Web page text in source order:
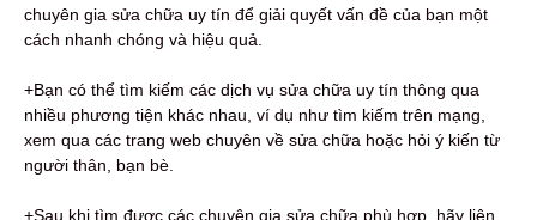
chuyên gia sửa chữa uy tín để giải quyết vấn đề của bạn một
cách nhanh chóng và hiệu quả.
+Bạn có thể tìm kiếm các dịch vụ sửa chữa uy tín thông qua
nhiều phương tiện khác nhau, ví dụ như tìm kiếm trên mạng,
xem qua các trang web chuyên về sửa chữa hoặc hỏi ý kiến từ
người thân, bạn bè.
+Sau khi tìm được các chuyên gia sửa chữa phù hợp, hãy liên